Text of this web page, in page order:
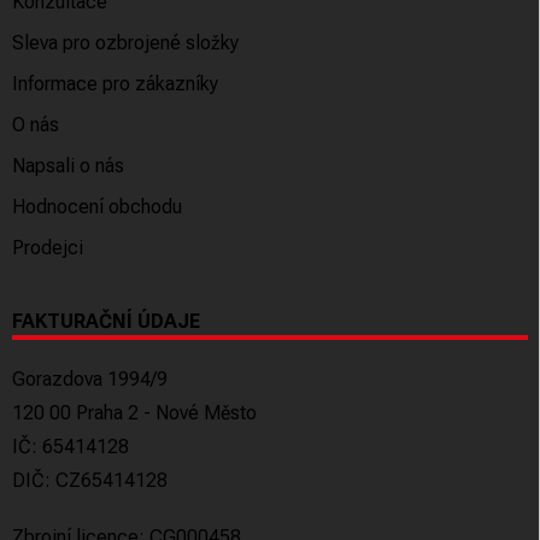
Sleva pro ozbrojené složky
Informace pro zákazníky
O nás
Napsali o nás
Hodnocení obchodu
Prodejci
FAKTURAČNÍ ÚDAJE
Gorazdova 1994/9
120 00 Praha 2 - Nové Město
IČ: 65414128
DIČ: CZ65414128